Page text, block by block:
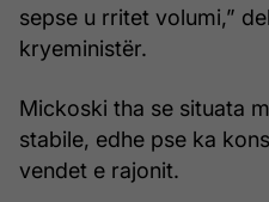
sepse u rritet volumi,”
kryeministër.
Mickoski tha se situata
stabile, edhe pse ka
vendet e rajonit.